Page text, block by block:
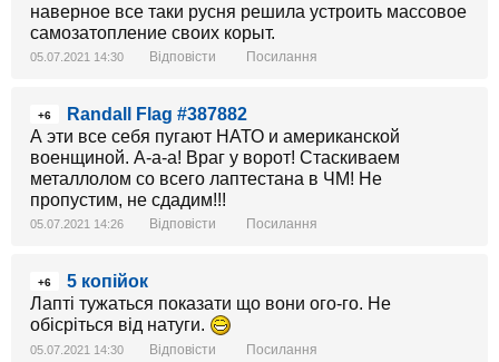
наверное все таки русня решила устроить массовое
самозатопление своих корыт.
05.07.2021 14:30 Відповісти Посилання
+6
Randall Flag #387882
А эти все себя пугают НАТО и американской
военщиной. А-а-а! Враг у ворот! Стаскиваем
металлолом со всего лаптестана в ЧМ! Не
пропустим, не сдадим!!!
05.07.2021 14:26 Відповісти Посилання
+6
5 копійок
Лапті тужаться показати що вони ого-го. Не
обісріться від натуги.
05.07.2021 14:30 Відповісти Посилання